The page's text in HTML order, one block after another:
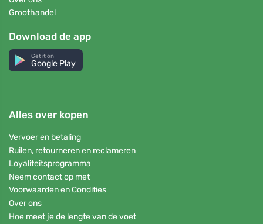
Groothandel
Download de app
Get it on
Google Play
Alles over kopen
Vervoer en betaling
Ruilen, retourneren en reclameren
Loyaliteitsprogramma
Neem contact op met
Voorwaarden en Condities
Over ons
Hoe meet je de lengte van de voet